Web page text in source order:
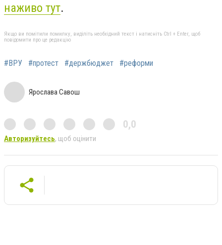
наживо тут.
Якщо ви помітили помилку, виділіть необхідний текст і натисніть Ctrl + Enter, щоб
повідомити про це редакцію
#ВРУ #протест #держбюджет #реформи
Ярослава Савош
0,0
Авторизуйтесь, щоб оцінити